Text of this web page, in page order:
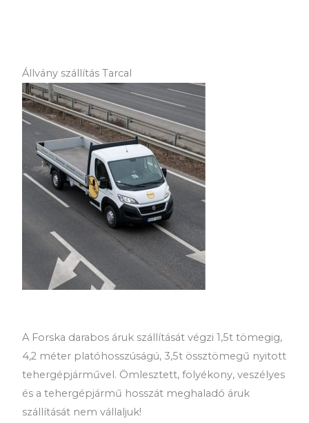
Állvány szállítás Tarcal
A Forska darabos áruk szállítását végzi 1,5t tömegig,
4,2 méter platóhosszúságú, 3,5t össztömegű nyitott
tehergépjárművel. Ömlesztett, folyékony, veszélyes
és a tehergépjármű hosszát meghaladó áruk
szállítását nem vállaljuk!